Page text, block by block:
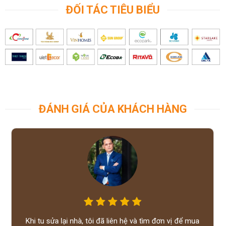
ĐỐI TÁC TIÊU BIỂU
ĐÁNH GIÁ CỦA KHÁCH HÀNG
Khi tu sửa lại nhà, tôi đã liên hệ và tìm đơn vị để mua